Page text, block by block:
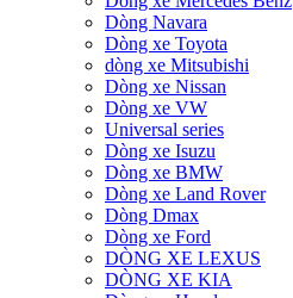
Dòng Navara
Dòng xe Toyota
dòng xe Mitsubishi
Dòng xe Nissan
Dòng xe VW
Universal series
Dòng xe Isuzu
Dòng xe BMW
Dòng xe Land Rover
Dòng Dmax
Dòng xe Ford
DÒNG XE LEXUS
DÒNG XE KIA